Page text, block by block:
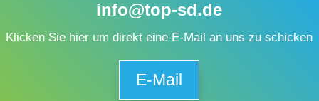
info@top-sd.de
Klicken Sie hier um direkt eine E-Mail an uns zu schicken
E-Mail